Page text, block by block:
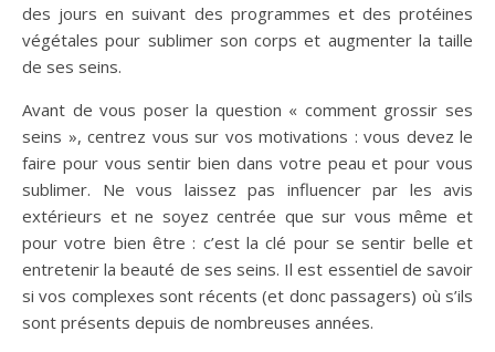
des jours en suivant des programmes et des protéines
végétales pour sublimer son corps et augmenter la taille
de ses seins.
Avant de vous poser la question « comment grossir ses
seins », centrez vous sur vos motivations : vous devez le
faire pour vous sentir bien dans votre peau et pour vous
sublimer. Ne vous laissez pas influencer par les avis
extérieurs et ne soyez centrée que sur vous même et
pour votre bien être : c’est la clé pour se sentir belle et
entretenir la beauté de ses seins. Il est essentiel de savoir
si vos complexes sont récents (et donc passagers) où s’ils
sont présents depuis de nombreuses années.